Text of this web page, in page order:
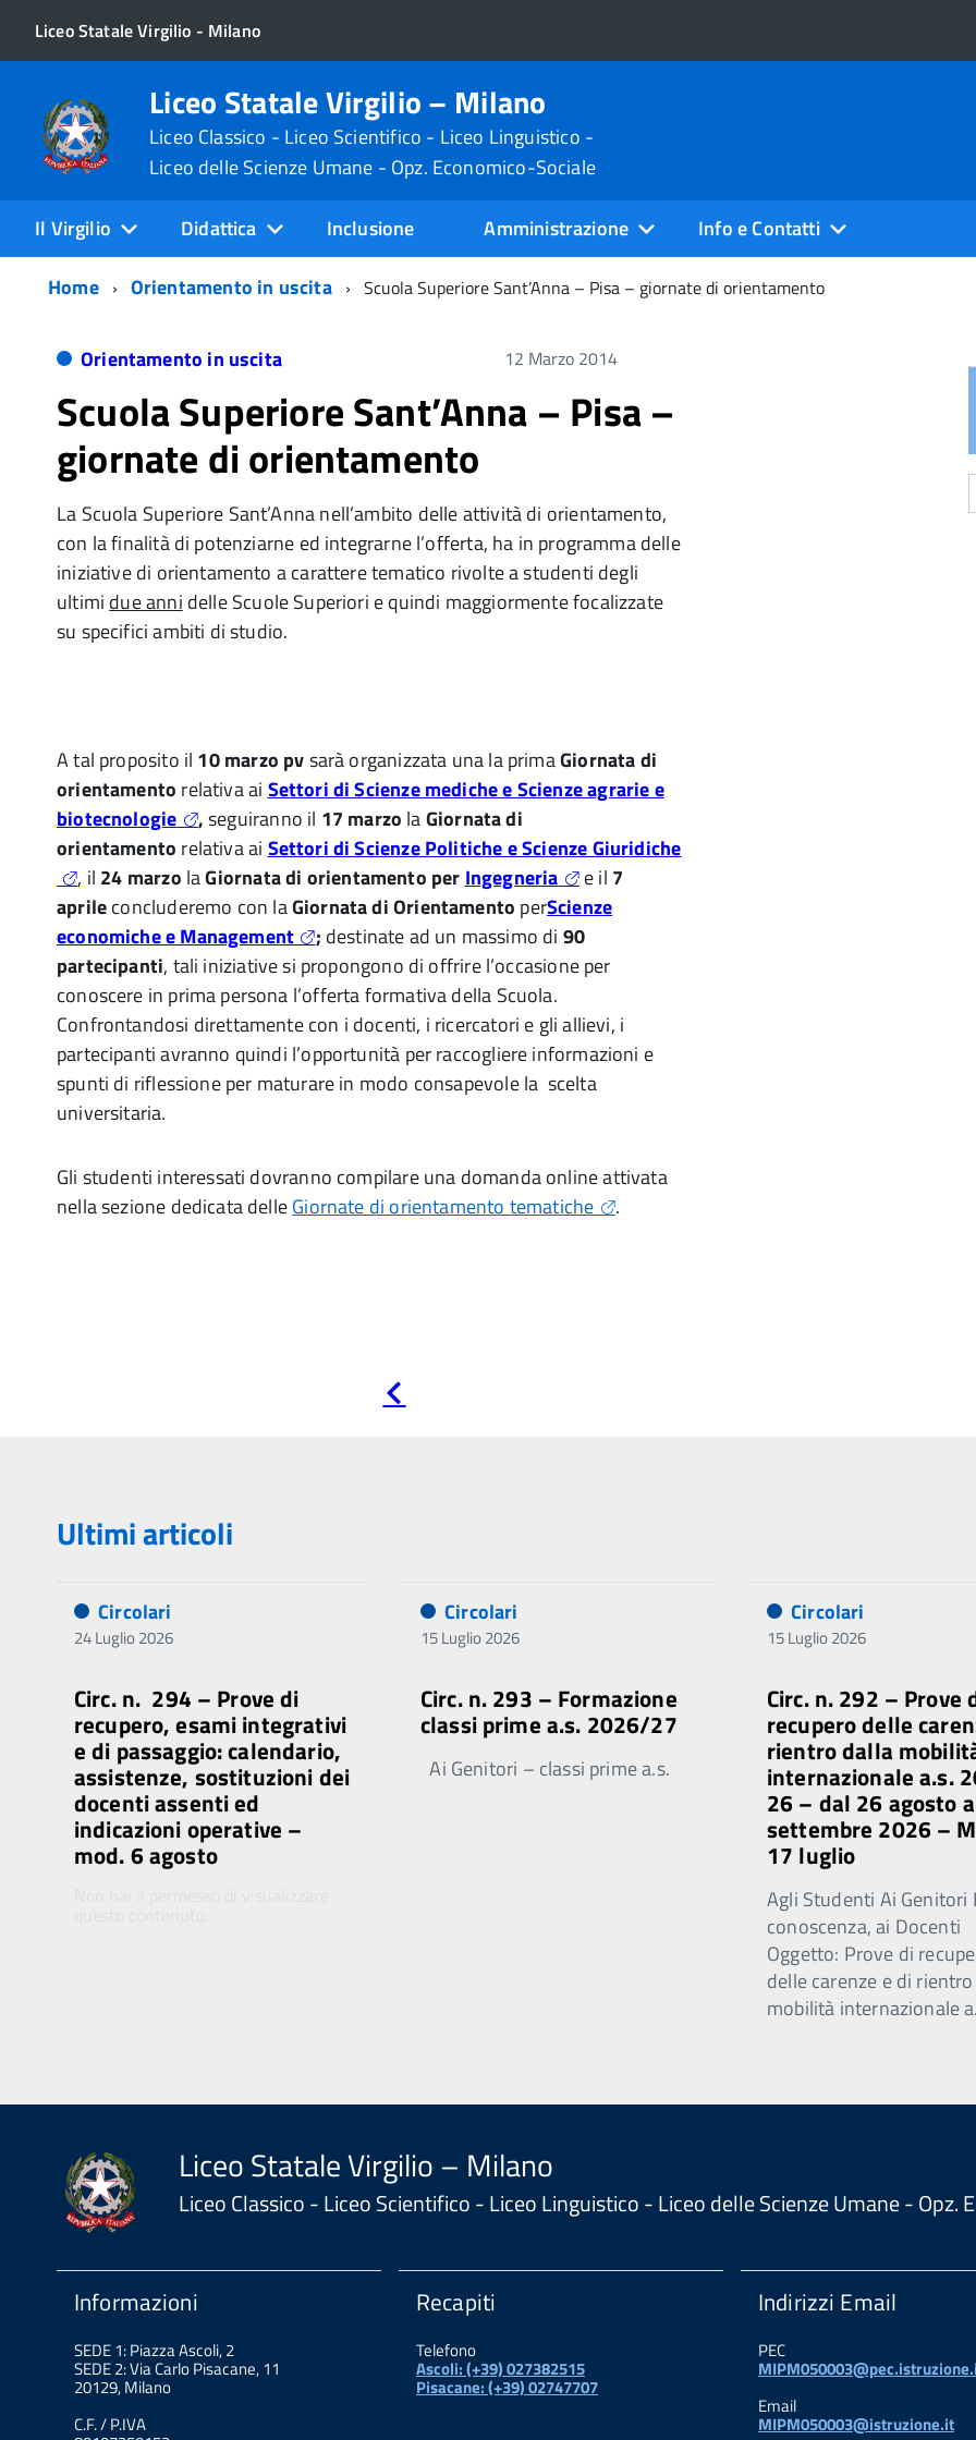
Liceo Statale Virgilio - Milano
Liceo Statale Virgilio – Milano
Liceo Classico - Liceo Scientifico - Liceo Linguistico -
Liceo delle Scienze Umane - Opz. Economico-Sociale
Il Virgilio Didattica Inclusione Amministrazione
Info e Contatti
Home
Orientamento in uscita Scuola Superiore Sant’Anna – Pisa – giornate di orientamento
Orientamento in uscita 12 Marzo 2014
Scuola Superiore Sant’Anna – Pisa –
giornate di orientamento
La Scuola Superiore Sant’Anna nell’ambito delle attività di orientamento,
con la finalità di potenziarne ed integrarne l’offerta, ha in programma delle
iniziative di orientamento a carattere tematico rivolte a studenti degli
ultimi due anni delle Scuole Superiori e quindi maggiormente focalizzate
su specifici ambiti di studio.
A tal proposito il 10 marzo pvsarà organizzata una la primaGiornata di
orientamento relativa ai Settori di Scienze mediche e Scienze agrarie e
biotecnologie
,seguiranno il 17 marzo laGiornata di
orientamento relativa ai Settori di Scienze Politiche e Scienze Giuridiche
, il 24 marzo laGiornata di orientamento per Ingegneria e il 7
aprileconcluderemo con laGiornata di Orientamento perScienze
economiche e Management
; destinate ad un massimo di 90
partecipanti, tali iniziative si propongono di offrire l’occasione per
conoscere in prima persona l’offerta formativa della Scuola.
Confrontandosi direttamente con i docenti, i ricercatori e gli allievi, i
partecipanti avranno quindi l’opportunità per raccogliere informazioni e
spunti di riflessione per maturare in modo consapevole la scelta
universitaria.
Gli studenti interessati dovranno compilare una domanda online attivata
nella sezione dedicata delleGiornate di orientamento tematiche .
precedente
Ultimi articoli
Circolari
24 Luglio 2026
Circ. n. 294 – Prove di
recupero, esami integrativi
e di passaggio: calendario,
assistenze, sostituzioni dei
docenti assenti ed
indicazioni operative –
mod. 6 agosto
Circolari
15 Luglio 2026
Circ. n. 293 – Formazione
classi prime a.s. 2026/27
Ai Genitori – classi prime a.s.
Circolari
15 Luglio 2026
Circ. n. 292 – Prove
recupero delle
rientro dalla
internazionale a.s.
26 – dal 26 agosto
settembre 2026 –
17 luglio
Agli Studenti Ai Genitori
conoscenza, ai Docenti
Oggetto: Prove di
delle carenze e di
mobilità internazionale a.
Liceo Statale Virgilio – Milano
Liceo Classico - Liceo Scientifico - Liceo Linguistico - Liceo delle Scienze Umane - Opz.
Informazioni
SEDE 1: Piazza Ascoli, 2
SEDE 2: Via Carlo Pisacane, 11
20129, Milano
C.F. / P.IVA
Recapiti
Telefono
Ascoli: (+39) 027382515
Pisacane: (+39) 02747707
Indirizzi Email
PEC
Email
MIPM050003@istruzione.it